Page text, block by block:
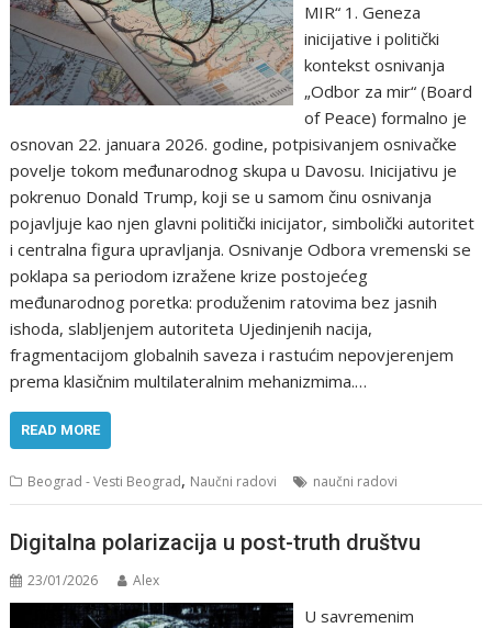
MIR“ 1. Geneza
inicijative i politički
kontekst osnivanja
„Odbor za mir“ (Board
of Peace) formalno je
osnovan 22. januara 2026. godine, potpisivanjem osnivačke
povelje tokom međunarodnog skupa u Davosu. Inicijativu je
pokrenuo Donald Trump, koji se u samom činu osnivanja
pojavljuje kao njen glavni politički inicijator, simbolički autoritet
i centralna figura upravljanja. Osnivanje Odbora vremenski se
poklapa sa periodom izražene krize postojećeg
međunarodnog poretka: produženim ratovima bez jasnih
ishoda, slabljenjem autoriteta Ujedinjenih nacija,
fragmentacijom globalnih saveza i rastućim nepovjerenjem
prema klasičnim multilateralnim mehanizmima.…
READ MORE
Beograd - Vesti Beograd, Naučni radovi naučni radovi
Digitalna polarizacija u post-truth društvu
23/01/2026 Alex
U savremenim